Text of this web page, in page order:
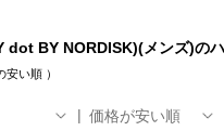
dot BY NORDISK)(メンズ)の
安い順）
価格が安い順